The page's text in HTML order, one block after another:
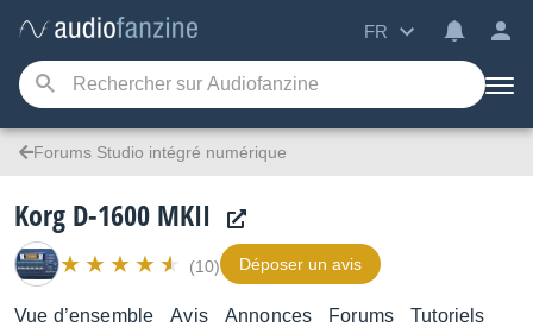
FR
Forums Studio intégré numérique
Korg D-1600 MKII
(10) Déposer un avis
Vue d’ensemble Avis Annonces Forums Tutoriels